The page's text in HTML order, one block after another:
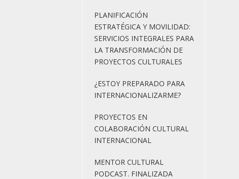
PLANIFICACIÓN
ESTRATÉGICA Y MOVILIDAD:
SERVICIOS INTEGRALES PARA
LA TRANSFORMACIÓN DE
PROYECTOS CULTURALES
¿ESTOY PREPARADO PARA
INTERNACIONALIZARME?
PROYECTOS EN
COLABORACIÓN CULTURAL
INTERNACIONAL
MENTOR CULTURAL
PODCAST. FINALIZADA